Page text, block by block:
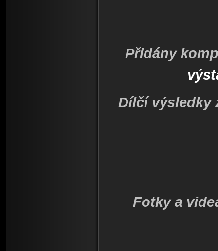
Přidány
Dílčí výsledky
Fotky a